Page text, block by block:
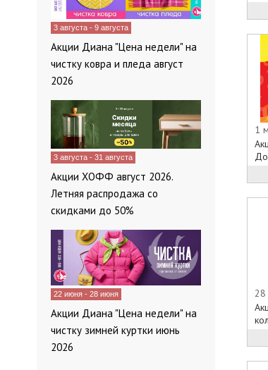
1
28
3 августа - 9 августа
Акции Диана "Цена недели" на
чистку ковра и пледа август
2026
3 августа - 31 августа
Акции ХОФФ август 2026.
Летняя распродажа со
скидками до 50%
22 июня - 28 июня
Акции Диана "Цена недели" на
чистку зимней куртки июнь
2026